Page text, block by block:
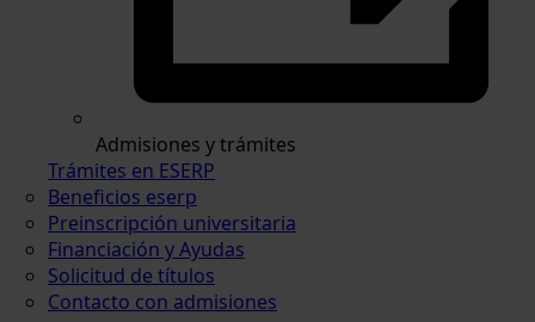
Admisiones y trámites
Trámites en ESERP
Beneficios eserp
Preinscripción universitaria
Financiación y Ayudas
Solicitud de títulos
Contacto con admisiones